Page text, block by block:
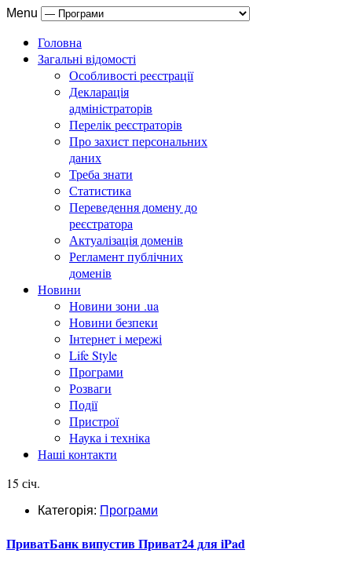
Menu
Головна
Загальні відомості
Особливості реєстрації
Декларація
адміністраторів
Перелік реєстраторів
Про захист персональних
даних
Треба знати
Статистика
Переведення домену до
реєстратора
Актуалізація доменів
Регламент публічних
доменів
Новини
Новини зони .ua
Новини безпеки
Інтернет і мережі
Life Style
Програми
Розваги
Події
Пристрої
Наука і техніка
Наші контакти
15 січ.
Категорія: Програми
ПриватБанк випустив Приват24 для iPad